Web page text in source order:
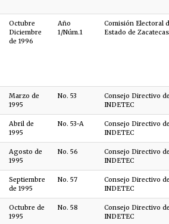
Octubre
Diciembre
de 1996
Año
1/Núm.1
Comisión Electoral
Estado de Zacatecas
Marzo de
1995
No. 53
Consejo Directivo
INDETEC
Abril de
1995
No. 53-A
Consejo Directivo
INDETEC
Agosto de
1995
No. 56
Consejo Directivo
INDETEC
Septiembre
de 1995
No. 57
Consejo Directivo
INDETEC
Octubre de
1995
No. 58
Consejo Directivo
INDETEC